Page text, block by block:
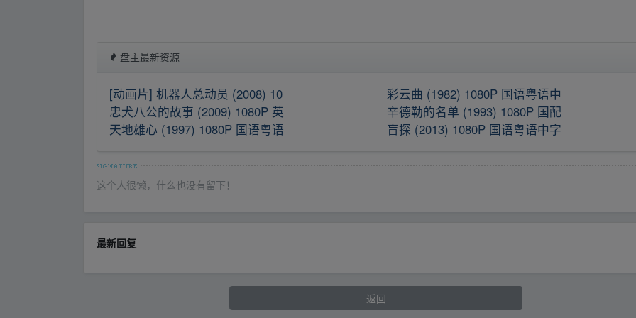
盘主最新资源
[动画片] 机器人总动员 (2008) 10
彩云曲 (1982) 1080P 国语粤语中
忠犬八公的故事 (2009) 1080P 英
辛德勒的名单 (1993) 1080P 国配
天地雄心 (1997) 1080P 国语粤语
盲探 (2013) 1080P 国语粤语中字
这个人很懒，什么也没有留下！
最新回复
返回